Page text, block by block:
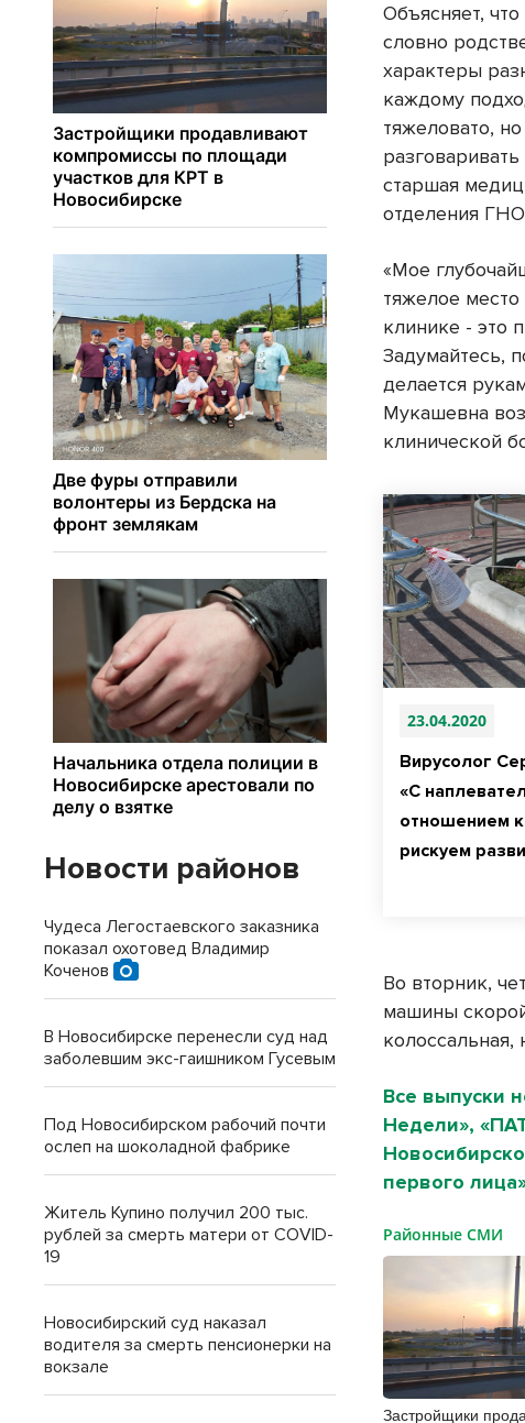
Объясняет,
словно
характеры
каждому
тяжеловато,
старшая
отделения
«Мое
тяжелое
клинике - это
Задумайтесь,
делается
Мукашевна
клинической
23.04.2020
Вирусолог
«С
отношением
рискуем
Во вторник,
машины
колоссальная,
Все выпуски
Недели»,
первого
Районные СМИ
Застройщики
Новости районов
Чудеса Легостаевского заказника
показал охотовед Владимир
Коченов
В Новосибирске перенесли суд над
заболевшим экс-гаишником Гусевым
Под Новосибирском рабочий почти
ослеп на шоколадной фабрике
Житель Купино получил 200 тыс.
рублей за смерть матери от COVID-
19
Новосибирский суд наказал
водителя за смерть пенсионерки на
вокзале